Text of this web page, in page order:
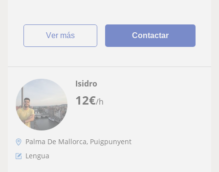
ver más Contactar
12€/h
Isidro
Palma De Mallorca, Puigpunyent
Lengua